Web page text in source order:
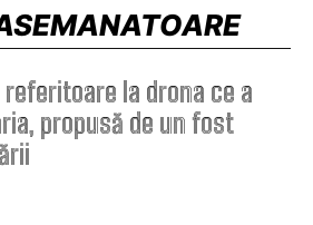
la drona ce a
propusă de un fost